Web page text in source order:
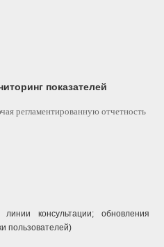
показателей
регламентированную отчетность
консультации; обновления
пользователей)